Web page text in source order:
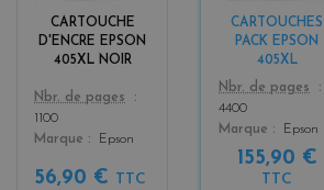
CARTOUCHE
D'ENCRE EPSON
405XL NOIR
Color
k
Nbr. de pages
1100
Marque
Epson
56,90 € TTC
CARTOUCHES
PACK EPSON
405XL
Color
k
+
Nbr. de pages
4400
Marque
Epson
155,90 €
TTC